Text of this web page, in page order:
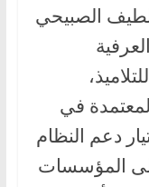
الصبيحي
في
دعم النظام
المؤسسات